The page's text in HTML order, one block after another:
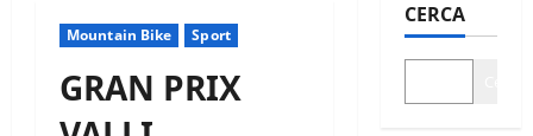
Mountain Bike Sport
GRAN PRIX
CERCA